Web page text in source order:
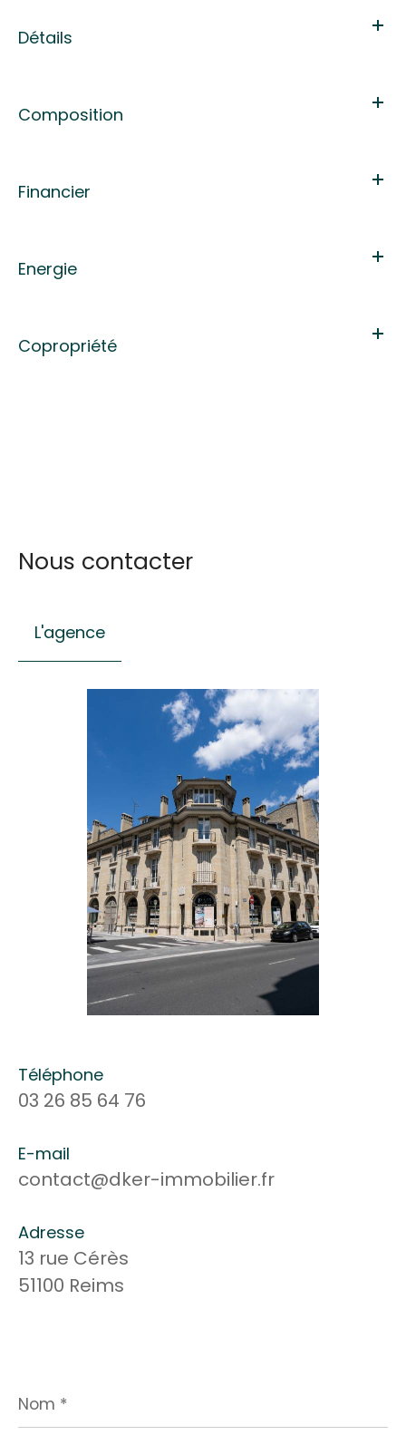
Détails
Composition
Financier
Energie
Copropriété
Nous contacter
L'agence
Téléphone
03 26 85 64 76
E-mail
contact@dker-immobilier.fr
Adresse
13 rue Cérès
51100 Reims
*